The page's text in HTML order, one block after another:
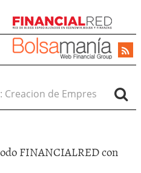
FINANCIALRED con